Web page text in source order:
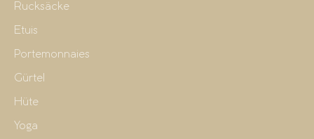
Rucksäcke
Etuis
Portemonnaies
Gürtel
Hüte
Yoga